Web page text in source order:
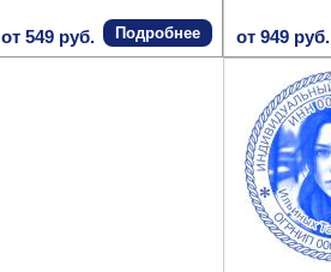
от 549 руб. Подробнее от 949 руб.